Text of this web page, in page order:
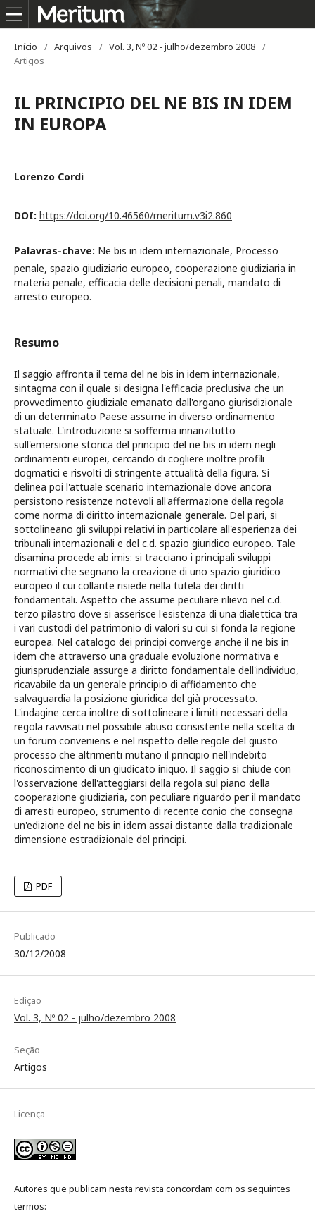
Início / Arquivos / Vol. 3, Nº 02 - julho/dezembro 2008 /
Artigos
IL PRINCIPIO DEL NE BIS IN IDEM
IN EUROPA
Lorenzo Cordi
DOI: https://doi.org/10.46560/meritum.v3i2.860
Palavras-chave: Ne bis in idem internazionale, Processo
penale, spazio giudiziario europeo, cooperazione giudiziaria in
materia penale, efficacia delle decisioni penali, mandato di
arresto europeo.
Resumo
Il saggio affronta il tema del ne bis in idem internazionale,
sintagma con il quale si designa l'efficacia preclusiva che un
provvedimento giudiziale emanato dall'organo giurisdizionale
di un determinato Paese assume in diverso ordinamento
statuale. L'introduzione si sofferma innanzitutto
sull'emersione storica del principio del ne bis in idem negli
ordinamenti europei, cercando di cogliere inoltre profili
dogmatici e risvolti di stringente attualità della figura. Si
delinea poi l'attuale scenario internazionale dove ancora
persistono resistenze notevoli all'affermazione della regola
come norma di diritto internazionale generale. Del pari, si
sottolineano gli sviluppi relativi in particolare all'esperienza dei
tribunali internazionali e del c.d. spazio giuridico europeo. Tale
disamina procede ab imis: si tracciano i principali sviluppi
normativi che segnano la creazione di uno spazio giuridico
europeo il cui collante risiede nella tutela dei diritti
fondamentali. Aspetto che assume peculiare rilievo nel c.d.
terzo pilastro dove si asserisce l'esistenza di una dialettica tra
i vari custodi del patrimonio di valori su cui si fonda la regione
europea. Nel catalogo dei principi converge anche il ne bis in
idem che attraverso una graduale evoluzione normativa e
giurisprudenziale assurge a diritto fondamentale dell'individuo,
ricavabile da un generale principio di affidamento che
salvaguardia la posizione giuridica del già processato.
L'indagine cerca inoltre di sottolineare i limiti necessari della
regola ravvisati nel possibile abuso consistente nella scelta di
un forum conveniens e nel rispetto delle regole del giusto
processo che altrimenti mutano il principio nell'indebito
riconoscimento di un giudicato iniquo. Il saggio si chiude con
l'osservazione dell'atteggiarsi della regola sul piano della
cooperazione giudiziaria, con peculiare riguardo per il mandato
di arresti europeo, strumento di recente conio che consegna
un'edizione del ne bis in idem assai distante dalla tradizionale
dimensione estradizionale del principi.
PDF
Publicado
30/12/2008
Edição
Vol. 3, Nº 02 - julho/dezembro 2008
Seção
Artigos
Licença
Autores que publicam nesta revista concordam com os seguintes
termos: